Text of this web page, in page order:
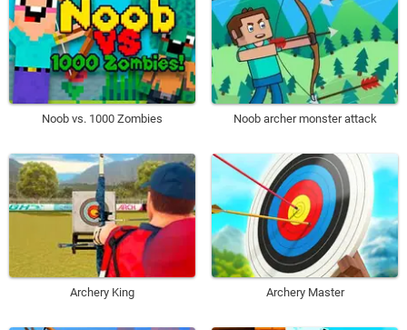
Noob vs. 1000 Zombies Noob archer monster attack
Archery King Archery Master